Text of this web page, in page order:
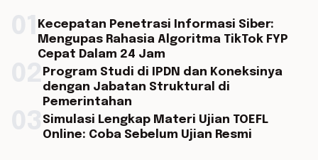
Kecepatan Penetrasi Informasi Siber:
Mengupas Rahasia Algoritma TikTok FYP
Cepat Dalam 24 Jam
Program Studi di IPDN dan Koneksinya
dengan Jabatan Struktural di
Pemerintahan
Simulasi Lengkap Materi Ujian TOEFL
Online: Coba Sebelum Ujian Resmi